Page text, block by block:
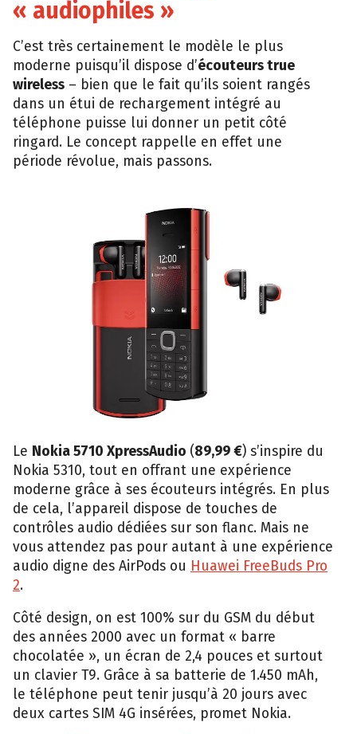
« audiophiles »
C’est très certainement le modèle le plus
moderne puisqu’il dispose d’écouteurs true
wireless – bien que le fait qu’ils soient rangés
dans un étui de rechargement intégré au
téléphone puisse lui donner un petit côté
ringard. Le concept rappelle en effet une
période révolue, mais passons.
Le Nokia 5710 XpressAudio (89,99 €) s’inspire du
Nokia 5310, tout en offrant une expérience
moderne grâce à ses écouteurs intégrés. En plus
de cela, l’appareil dispose de touches de
contrôles audio dédiées sur son flanc. Mais ne
vous attendez pas pour autant à une expérience
audio digne des AirPods ou Huawei FreeBuds Pro
2.
Côté design, on est 100% sur du GSM du début
des années 2000 avec un format « barre
chocolatée », un écran de 2,4 pouces et surtout
un clavier T9. Grâce à sa batterie de 1.450 mAh,
le téléphone peut tenir jusqu’à 20 jours avec
deux cartes SIM 4G insérées, promet Nokia.